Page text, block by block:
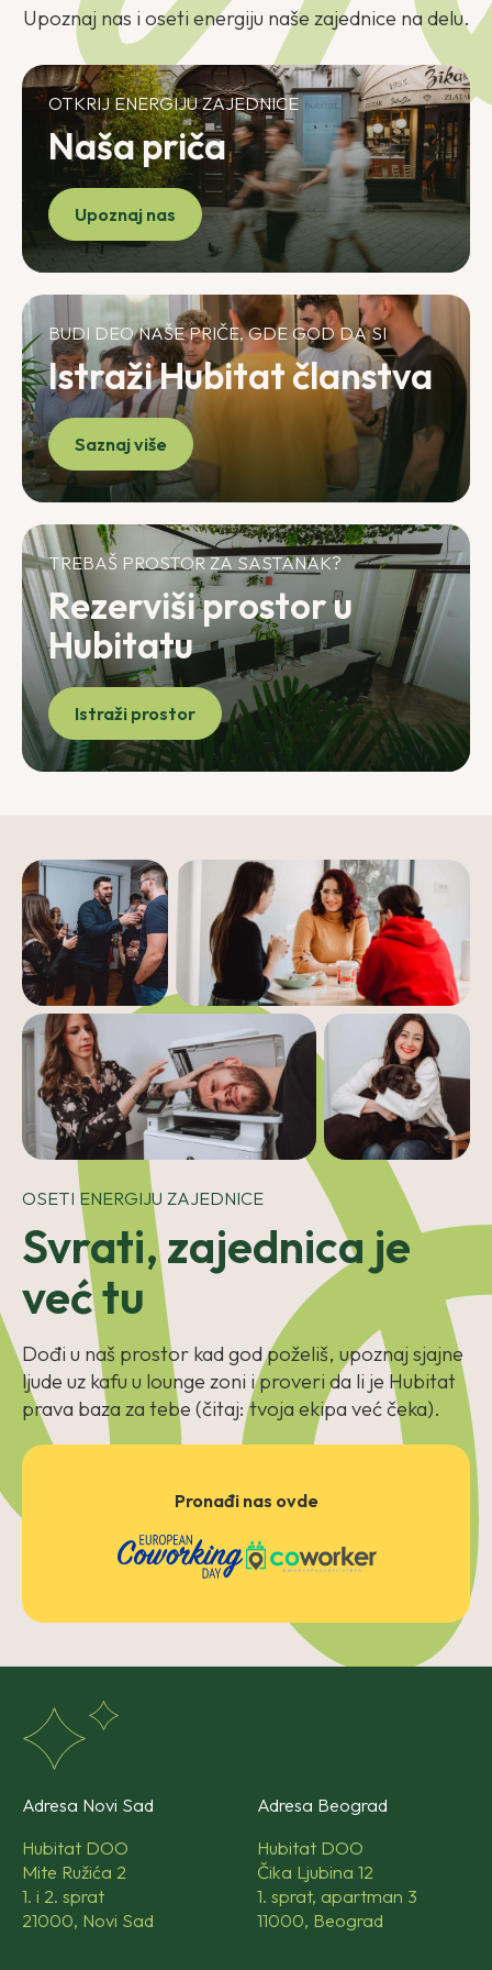
Upoznaj nas i oseti energiju naše zajednice na delu.
OTKRIJ ENERGIJU ZAJEDNICE
Naša priča
Upoznaj nas
BUDI DEO NAŠE PRIČE, GDE GOD DA SI
Istraži Hubitat članstva
Saznaj više
TREBAŠ PROSTOR ZA SASTANAK?
Rezerviši prostor u
Hubitatu
Istraži prostor
OSETI ENERGIJU ZAJEDNICE
Svrati, zajednica je
već tu
Dođi u naš prostor kad god poželiš, upoznaj sjajne
ljude uz kafu u lounge zoni i proveri da li je Hubitat
prava baza za tebe (čitaj: tvoja ekipa već čeka).
Pronađi nas ovde
Adresa Novi Sad
Hubitat DOO
Mite Ružića 2
1. i 2. sprat
21000, Novi Sad
Adresa Beograd
Hubitat DOO
Čika Ljubina 12
1. sprat, apartman 3
11000, Beograd